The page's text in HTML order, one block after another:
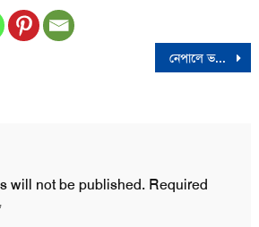
নেপালে ভয়াবহ বিমান দুর্ঘটনায় ১৯ জনের মৃত্যু
will not be published. Required